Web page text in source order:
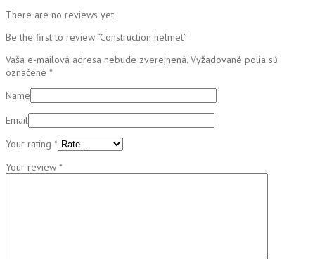
There are no reviews yet.
Be the first to review “Construction helmet”
Vaša e-mailová adresa nebude zverejnená. Vyžadované polia sú
označené *
Name
Email
Your rating *
Your review *